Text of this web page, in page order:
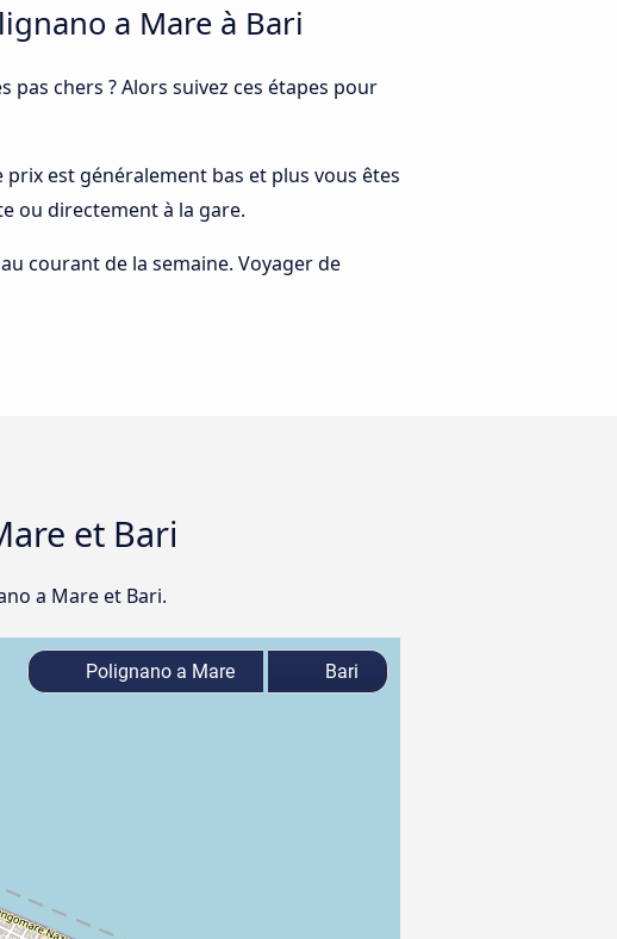
a Mare à Bari
chers ? Alors suivez ces étapes pour
prix est généralement bas et plus vous êtes
ou directement à la gare.
courant de la semaine. Voyager de
et Bari
a Mare et Bari.
Polignano a Mare Bari